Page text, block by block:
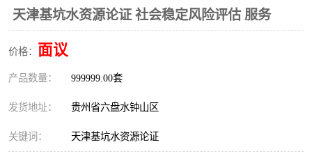
天津基坑水资源论证 社会稳定风险评估 服务
价格： 面议
产品数量： 999999.00套
发货地址： 贵州省六盘水钟山区
关键词： 天津基坑水资源论证